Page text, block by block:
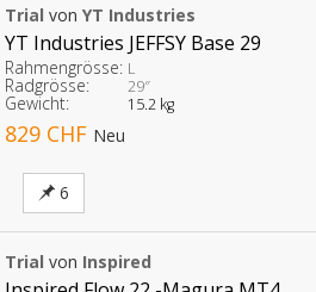
Trial von YT Industries
YT Industries JEFFSY Base 29
Rahmengrösse: L
Radgrösse: 29″
Gewicht: 15.2 kg
829 CHF Neu
6
Trial von Inspired